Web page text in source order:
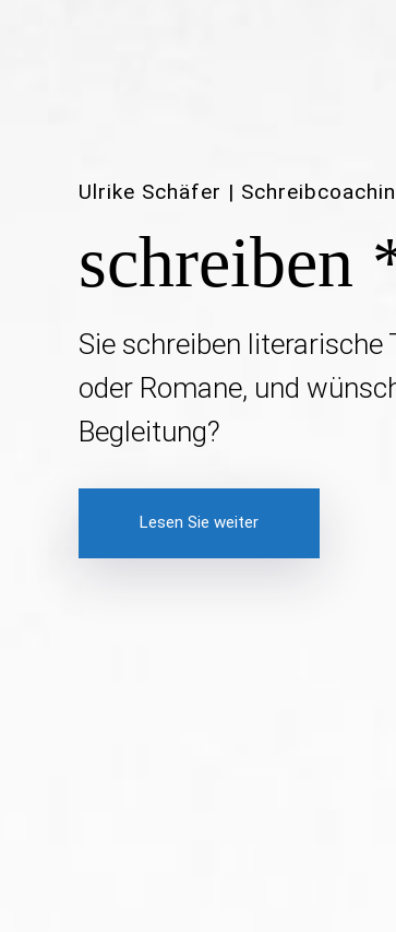
Ulrike Schäfer |
schreiben
Sie schreiben literarische
oder Romane, und
Begleitung?
Lesen Sie weiter